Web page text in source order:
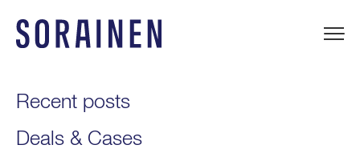
content
Recent posts
Deals & Cases